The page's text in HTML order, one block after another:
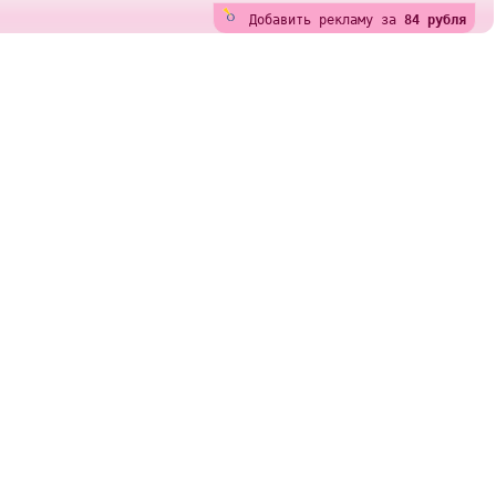
Добавить рекламу за 84 рубля